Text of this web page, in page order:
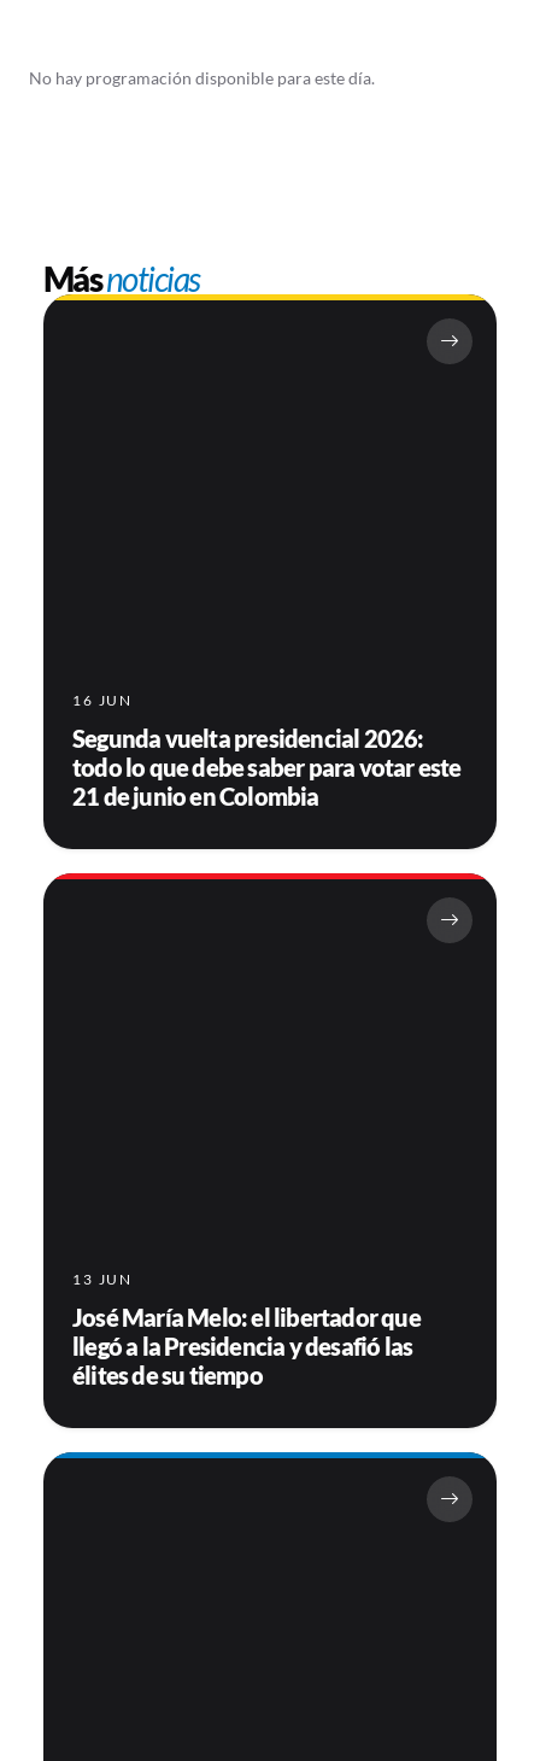
No hay programación disponible para este día.
Másnoticias
16 JUN
Segunda vuelta presidencial 2026:
todo lo que debe saber para votar este
21 de junio en Colombia
13 JUN
José María Melo: el libertador que
llegó a la Presidencia y desafió las
élites de su tiempo